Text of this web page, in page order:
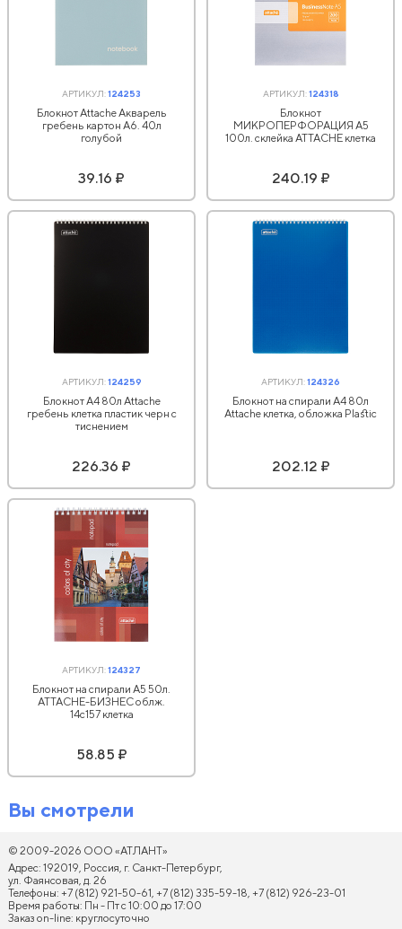
АРТИКУЛ:124253
Блокнот Attache Акварель
гребень картон А6. 40л
голубой
39.16 ₽
АРТИКУЛ:124318
Блокнот
МИКРОПЕРФОРАЦИЯ А5
100л. склейка ATTACHE клетка
240.19 ₽
АРТИКУЛ:124259
Блокнот А4 80л Attache
гребень клетка пластик черн с
тиснением
226.36 ₽
АРТИКУЛ:124326
Блокнот на спирали А4 80л
Attache клетка, обложка Plastic
202.12 ₽
АРТИКУЛ:124327
Блокнот на спирали А5 50л.
ATTACHE-БИЗНЕС облж.
14с157 клетка
58.85 ₽
Вы смотрели
© 2009-2026 ООО «АТЛАНТ»
Адрес: 192019, Россия, г. Санкт-Петербург,
ул. Фаянсовая, д. 26
Телефоны: +7 (812) 921-50-61, +7 (812) 335-59-18, +7 (812) 926-23-01
Время работы: Пн - Пт с 10:00 до 17:00
Заказ on-line: круглосуточно